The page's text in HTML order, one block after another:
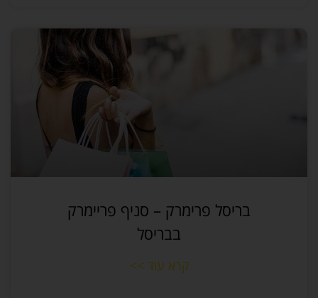
בריסל פרימרק – סניף פריימרק
בבריסל
קרא עוד >>